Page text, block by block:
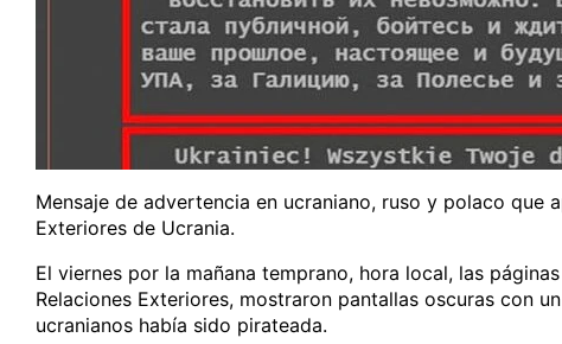
Mensaje de advertencia en ucraniano, ruso y polaco
Exteriores de Ucrania.
El viernes por la mañana temprano, hora local, las
Relaciones Exteriores, mostraron pantallas oscuras con
ucranianos había sido pirateada.